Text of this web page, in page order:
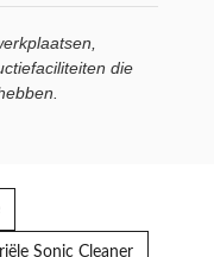
die
Sonic Cleaner